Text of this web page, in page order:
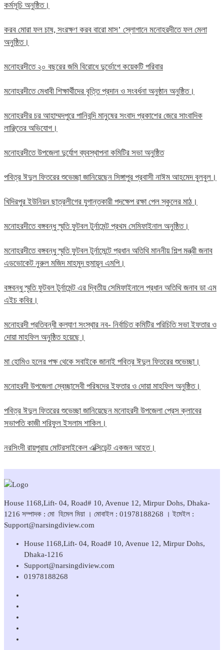
কর্মসূচি অনুষ্ঠিত।
করব মোরা ফল চাষ, সংরক্ষণ করব বারো মাস’ স্লোগানে মনোহরদীতে ফল মেলা
অনুষ্ঠিত।
মনোহরদীতে ২০ বছরের জমি বিরোধে দুর্ভোগে কয়েকটি পরিবার
মনোহরদীতে মেধাবী শিক্ষার্থীদের বৃত্তি প্রদান ও সংবর্ধনা অনুষ্ঠান অনুষ্ঠিত।
মনোহরদীর চর আহাম্মদপুরে পানিবন্দি মানুষের সংবাদ প্রকাশের জেরে সাংবাদিক
লাঞ্ছিতের অভিযোগ।
মনোহরদীতে উপজেলা দুর্যোগ ব্যবস্থাপনা কমিটির সভা অনুষ্ঠিত
পবিত্র ঈদুল ফিতরের শুভেচ্ছা জানিয়েছেন সিঙ্গাপুর প্রবাসী নাঈম আহমেদ বুলবুল।
খিদিরপুর ইউনিয়ন ছাত্রলীগের যুগান্তকারী পদক্ষেপ রক্ষা পেল স্কুলের মাঠ।
মনোহরদীতে বঙ্গবন্ধু স্মৃতি ফুটবল টুর্নামেন্ট প্রথম সেমিফাইনাল অনুষ্ঠিত।
মনোহরদীতে বঙ্গবন্ধু স্মৃতি ফুটবল টুর্নামেন্টে প্রধান অতিথি মাননীয় শিল্প মন্ত্রী জনাব
এডভোকেট নুরুল মজিদ মাহমুদ হুমায়ূন এমপি।
বঙ্গবন্ধু স্মৃতি ফুটবল টুর্নামেন্ট এর দ্বিতীয় সেমিফাইনালে প্রধান অতিথি জনাব ডা এম
এইচ কবির।
মনোহরদী প্রতিবন্ধী কল্যাণ সংস্থার নব- নির্বাচিত কমিটির পরিচিতি সভা ইফতার ও
দোয়া মাহফিল অনুষ্ঠিত হয়েছে।
মা হোমিও হলের পক্ষ থেকে সবাইকে জানাই পবিত্র ঈদুল ফিতরের শুভেচ্ছা।
মনোহরদী উপজেলা স্বেচ্ছাসেবী পরিষদের ইফতার ও দোয়া মাহফিল অনুষ্ঠিত।
পবিত্র ঈদুল ফিতরের শুভেচ্ছা জানিয়েছেন মনোহরদী উপজেলা প্রেস ক্লাবের
সভাপতি কাজী শরিফুল ইসলাম শাকিল।
নরসিংদী রায়পুরায় মোটরসাইকেল এক্সিডেন্ট একজন আহত।
House 1168,Lift- 04, Road# 10, Avenue 12, Mirpur Dohs, Dhaka-
1216 সম্পাদক : মো হিমেল মিয়া । মোবাইল : 01978188268 । ইমেইল :
Support@narsingdiview.com
House 1168,Lift- 04, Road# 10, Avenue 12, Mirpur Dohs,
Dhaka-1216
Support@narsingdiview.com
01978188268